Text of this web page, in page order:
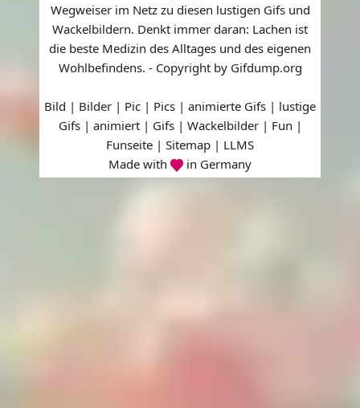
Wegweiser im Netz zu diesen lustigen Gifs und
Wackelbildern. Denkt immer daran: Lachen ist
die beste Medizin des Alltages und des eigenen
Wohlbefindens. - Copyright by Gifdump.org
Bild | Bilder | Pic | Pics | animierte Gifs | lustige
Gifs | animiert | Gifs | Wackelbilder | Fun |
Funseite | Sitemap | LLMS
Made with
in Germany